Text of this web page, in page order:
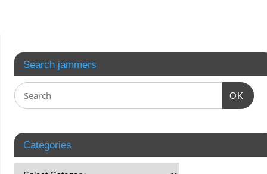
Search jammers
OK
Categories